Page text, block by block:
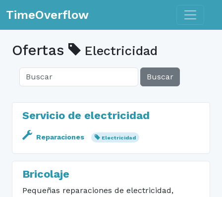
TimeOverflow Toggle
Ofertas Electricidad
Buscar
Servicio de electricidad
Reparaciones Electricidad
Bricolaje
Pequeñas reparaciones de electricidad,